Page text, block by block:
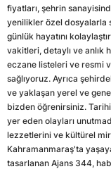
fiyatları, şehrin
yenilikler özel dosyalarla
günlük hayatını
vakitleri, detaylı ve anlık
eczane listeleri ve resmi
sağlıyoruz. Ayrıca
ve yaklaşan yerel ve
bizden öğrenirsiniz.
yer eden olayları
lezzetlerini ve kültürel
Kahramanmaraş'ta
tasarlanan Ajans 344,